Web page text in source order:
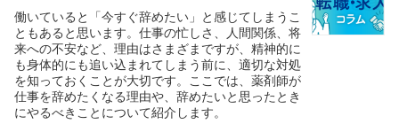
働いていると「今すぐ辞めたい」と感じてしまうこ
ともあると思います。仕事の忙しさ、人間関係、将
来への不安など、理由はさまざまですが、精神的に
も身体的にも追い込まれてしまう前に、適切な対処
を知っておくことが大切です。ここでは、薬剤師が
仕事を辞めたくなる理由や、辞めたいと思ったとき
にやるべきことについて紹介します。